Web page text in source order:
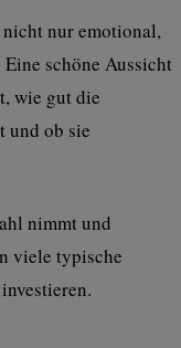
nur emotional,
schöne Aussicht
wie gut die
und ob sie
nimmt und
viele typische